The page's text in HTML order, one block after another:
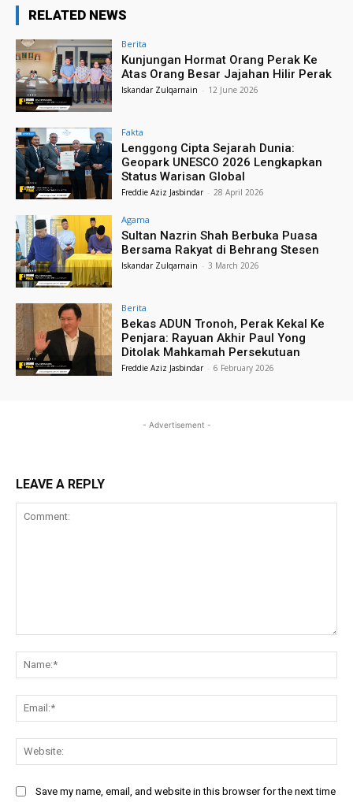
RELATED NEWS
Berita
Kunjungan Hormat Orang Perak Ke
Atas Orang Besar Jajahan Hilir Perak
Iskandar Zulqarnain - 12 June 2026
Fakta
Lenggong Cipta Sejarah Dunia:
Geopark UNESCO 2026 Lengkapkan
Status Warisan Global
Freddie Aziz Jasbindar - 28 April 2026
Agama
Sultan Nazrin Shah Berbuka Puasa
Bersama Rakyat di Behrang Stesen
Iskandar Zulqarnain - 3 March 2026
Berita
Bekas ADUN Tronoh, Perak Kekal Ke
Penjara: Rayuan Akhir Paul Yong
Ditolak Mahkamah Persekutuan
Freddie Aziz Jasbindar - 6 February 2026
- Advertisement -
LEAVE A REPLY
Save my name, email, and website in this browser for the next time